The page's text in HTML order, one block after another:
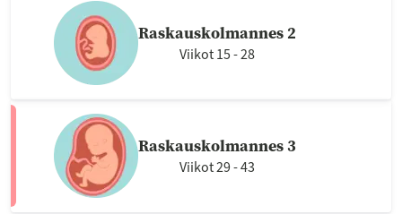
Raskauskolmannes 2
Viikot 15 - 28
Raskauskolmannes 3
Viikot 29 - 43